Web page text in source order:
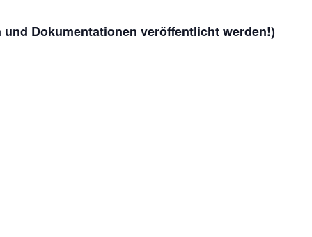
Dokumentationen veröffentlicht werden!)